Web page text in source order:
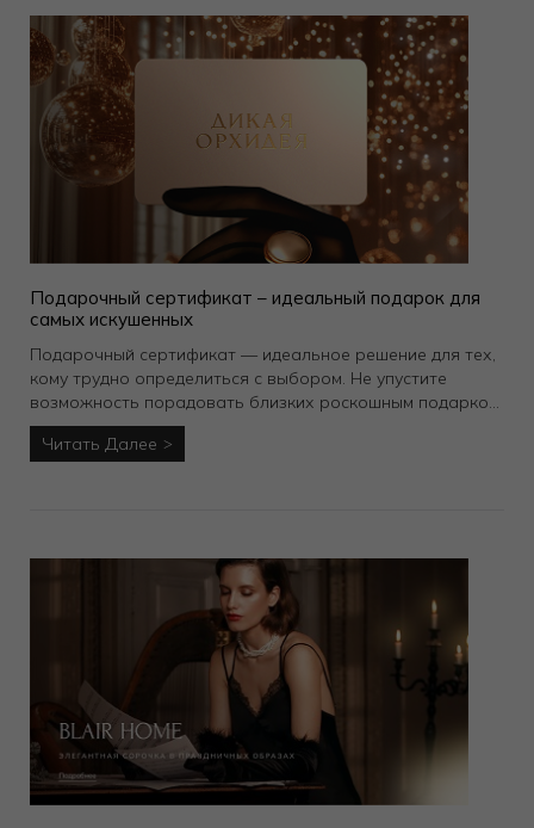
Подарочный сертификат – идеальный подарок для
самых искушенных
Подарочный сертификат — идеальное решение для тех,
кому трудно определиться с выбором. Не упустите
возможность порадовать близких роскошным подарком
и сделать их Новый год ярким и запоминающимся!
Читать Далее